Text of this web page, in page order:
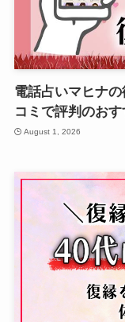
電話占いマヒナ
コミで評判のお
August 1, 2026